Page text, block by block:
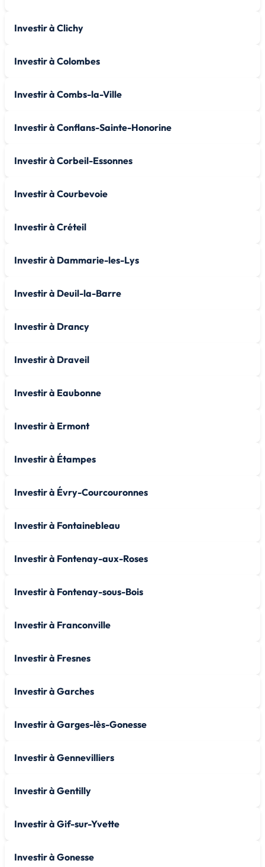
Investir à Clichy
Investir à Colombes
Investir à Combs-la-Ville
Investir à Conflans-Sainte-Honorine
Investir à Corbeil-Essonnes
Investir à Courbevoie
Investir à Créteil
Investir à Dammarie-les-Lys
Investir à Deuil-la-Barre
Investir à Drancy
Investir à Draveil
Investir à Eaubonne
Investir à Ermont
Investir à Étampes
Investir à Évry-Courcouronnes
Investir à Fontainebleau
Investir à Fontenay-aux-Roses
Investir à Fontenay-sous-Bois
Investir à Franconville
Investir à Fresnes
Investir à Garches
Investir à Garges-lès-Gonesse
Investir à Gennevilliers
Investir à Gentilly
Investir à Gif-sur-Yvette
Investir à Gonesse